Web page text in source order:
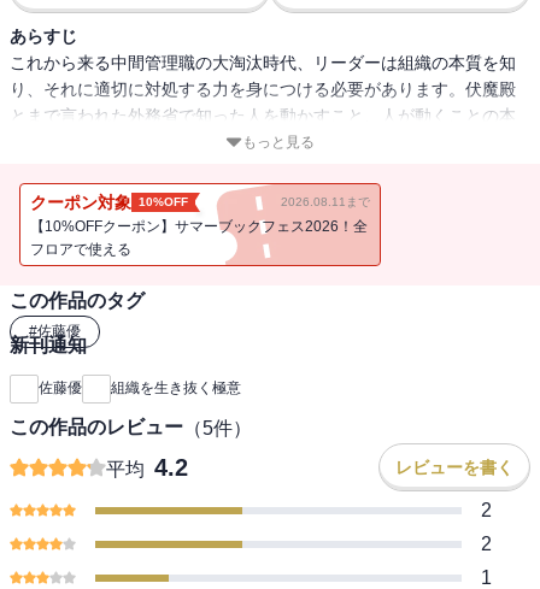
あらすじ
これから来る中間管理職の大淘汰時代、リーダーは組織の本質を知
り、それに適切に対処する力を身につける必要があります。伏魔殿
とまで言われた外務省で知った人を動かすこと、人が動くことの本
質とは。そこでの失敗から学んだ日本型組織の正体とは。これから
す。
もっと見る
クーポン対象 10%OFF 2026.08.11まで
【10%OFFクーポン】サマーブックフェス2026！全
フロアで使える
この作品のタグ
#佐藤優
新刊通知
佐藤優 組織を生き抜く極意
この作品のレビュー （5件）
平均 4.2 レビューを書く
2
2
1